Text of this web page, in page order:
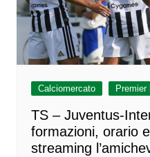
Calciomercato Premier
TS – Juventus-
formazioni, orario
streaming